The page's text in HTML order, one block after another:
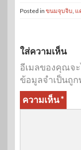
Posted in ขนมจุบจิบ, แ
ใส่ความเห็น
อีเมลของคุณจ
ข้อมูลจำเป็นถูก
ความเห็น*